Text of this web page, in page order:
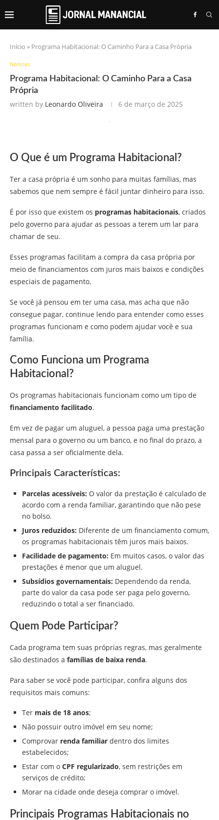
Início » Programa Habitacional: O Caminho Para a Casa Própria
Notícias
Programa Habitacional: O Caminho Para a Casa
Própria
written by Leonardo Oliveira 6 de março de 2025
O Que é um Programa Habitacional?
Ter a casa própria é um sonho para muitas famílias, mas
sabemos que nem sempre é fácil juntar dinheiro para isso.
É por isso que existem os programas habitacionais, criados
pelo governo para ajudar as pessoas a terem um lar para
chamar de seu.
Esses programas facilitam a compra da casa própria por
meio de financiamentos com juros mais baixos e condições
especiais de pagamento.
Se você já pensou em ter uma casa, mas acha que não
consegue pagar, continue lendo para entender como esses
programas funcionam e como podem ajudar você e sua
família.
Como Funciona um Programa
Habitacional?
Os programas habitacionais funcionam como um tipo de
financiamento facilitado.
Em vez de pagar um aluguel, a pessoa paga uma prestação
mensal para o governo ou um banco, e no final do prazo, a
casa passa a ser oficialmente dela.
Principais Características:
Parcelas acessíveis: O valor da prestação é calculado de
acordo com a renda familiar, garantindo que não pese
no bolso.
Juros reduzidos: Diferente de um financiamento comum,
os programas habitacionais têm juros mais baixos.
Facilidade de pagamento: Em muitos casos, o valor das
prestações é menor que um aluguel.
Subsídios governamentais: Dependendo da renda,
parte do valor da casa pode ser paga pelo governo,
reduzindo o total a ser financiado.
Quem Pode Participar?
Cada programa tem suas próprias regras, mas geralmente
são destinados a famílias de baixa renda.
Para saber se você pode participar, confira alguns dos
requisitos mais comuns:
Ter mais de 18 anos;
Não possuir outro imóvel em seu nome;
Comprovar renda familiar dentro dos limites
estabelecidos;
Estar com o CPF regularizado, sem restrições em
serviços de crédito;
Morar na cidade onde deseja comprar o imóvel.
Principais Programas Habitacionais no